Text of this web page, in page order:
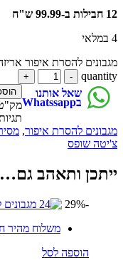
12 חבילות ב-99.99 ש"ח
4 במלאי
quantity
שאל אותנו
בWhatssapp
מגבונים להסרת איפור,
צ'יטה שופס
ייתכן ותאהב גם…
-29%
משלוח מהיר
הוספה לסל